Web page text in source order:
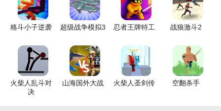
格斗小子逆袭 超级战争模拟3 忍者王牌特工 战狼激斗2
火柴人乱斗对
决
山海国外大战 火柴人圣剑传 空翻杀手